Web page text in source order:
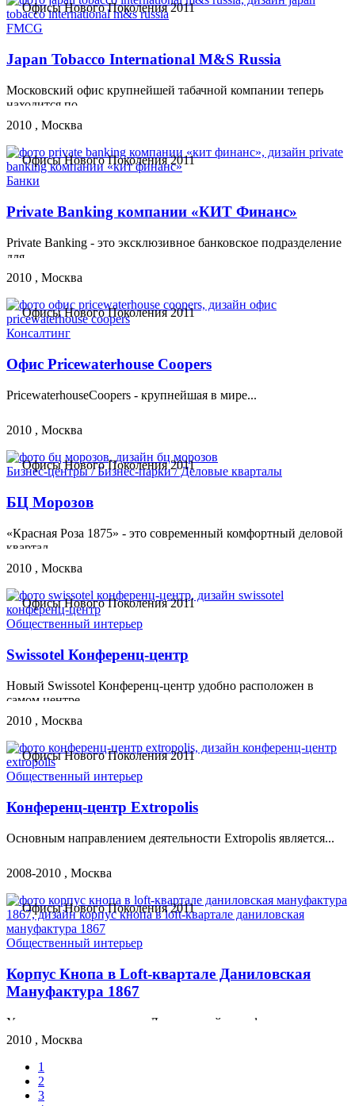
Офисы Нового Поколения 2011
FMCG
Japan Tobacco International M&S Russia
Московский офис крупнейшей табачной компании теперь
находится по...
2010 , Москва
Офисы Нового Поколения 2011
Банки
Private Banking компании «КИТ Финанс»
Private Banking - это эксклюзивное банковское подразделение
для...
2010 , Москва
Офисы Нового Поколения 2011
Консалтинг
Офис Pricewaterhouse Coopers
PricewaterhouseCoopers - крупнейшая в мире...
2010 , Москва
Офисы Нового Поколения 2011
Бизнес-центры / Бизнес-парки / Деловые кварталы
БЦ Морозов
«Красная Роза 1875» - это современный комфортный деловой
квартал...
2010 , Москва
Офисы Нового Поколения 2011
Общественный интерьер
Swissotel Конференц-центр
Новый Swissotel Конференц-центр удобно расположен в
самом центре...
2010 , Москва
Офисы Нового Поколения 2011
Общественный интерьер
Конференц-центр Extropolis
Основным направлением деятельности Extropolis является...
2008-2010 , Москва
Офисы Нового Поколения 2011
Общественный интерьер
Корпус Кнопа в Loft-квартале Даниловская
Мануфактура 1867
Уникальная архитектура «Даниловской мануфактуры» - это...
2010 , Москва
1
2
3